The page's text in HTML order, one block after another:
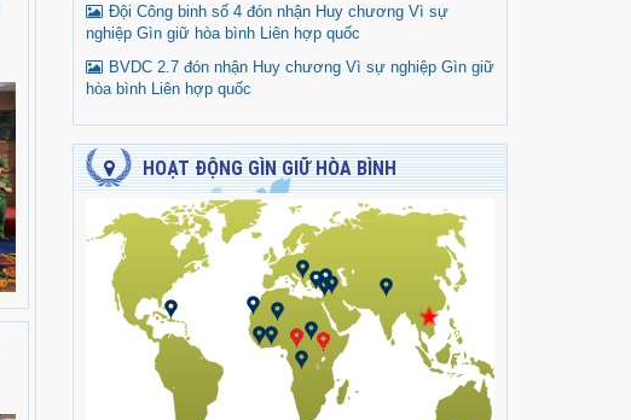
Đội Công binh số 4 đón nhận Huy chương Vì sự
nghiệp Gìn giữ hòa bình Liên hợp quốc
BVDC 2.7 đón nhận Huy chương Vì sự nghiệp Gìn giữ
hòa bình Liên hợp quốc
HOẠT ĐỘNG GÌN GIỮ HÒA BÌNH